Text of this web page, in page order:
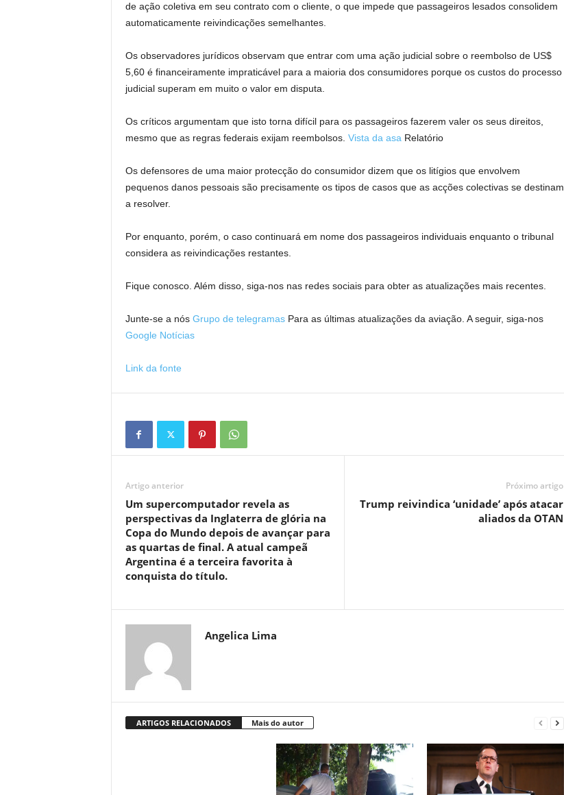
de ação coletiva em seu contrato com o cliente, o que impede que passageiros lesados ​​consolidem
automaticamente reivindicações semelhantes.
Os observadores jurídicos observam que entrar com uma ação judicial sobre o reembolso de US$
5,60 é financeiramente impraticável para a maioria dos consumidores porque os custos do processo
judicial superam em muito o valor em disputa.
Os críticos argumentam que isto torna difícil para os passageiros fazerem valer os seus direitos,
mesmo que as regras federais exijam reembolsos. Vista da asa Relatório
Os defensores de uma maior protecção do consumidor dizem que os litígios que envolvem
pequenos danos pessoais são precisamente os tipos de casos que as acções colectivas se destinam
a resolver.
Por enquanto, porém, o caso continuará em nome dos passageiros individuais enquanto o tribunal
considera as reivindicações restantes.
Fique conosco. Além disso, siga-nos nas redes sociais para obter as atualizações mais recentes.
Junte-se a nós Grupo de telegramas Para as últimas atualizações da aviação. A seguir, siga-nos
Google Notícias
Link da fonte
Artigo anterior
Um supercomputador revela as
perspectivas da Inglaterra de glória na
Copa do Mundo depois de avançar para
as quartas de final. A atual campeã
Argentina é a terceira favorita à
conquista do título.
Próximo artigo
Trump reivindica ‘unidade’ após atacar
aliados da OTAN
Angelica Lima
ARTIGOS RELACIONADOS Mais do autor